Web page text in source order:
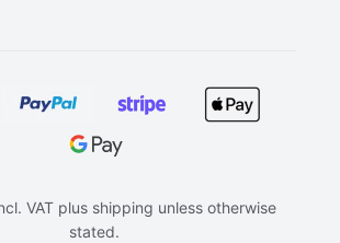
VAT plus shipping unless otherwise
stated.